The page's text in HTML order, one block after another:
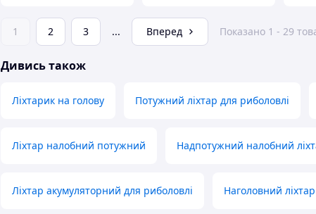
1 2 3 ... Вперед Показано 1 - 29
Дивись також
Ліхтарик на голову Потужний ліхтар для риболовлі
Ліхтар налобний потужний Надпотужний налобний
Ліхтар акумуляторний для риболовлі Наголовний ліхтар